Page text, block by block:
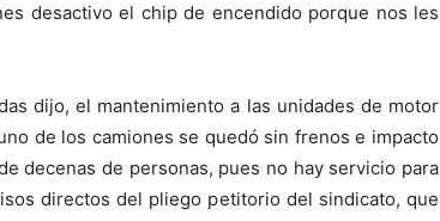
desactivo el chip de encendido porque nos les
dijo, el mantenimiento a las unidades de motor
de los camiones se quedó sin frenos e impacto
decenas de personas, pues no hay servicio para
directos del pliego petitorio del sindicato, que